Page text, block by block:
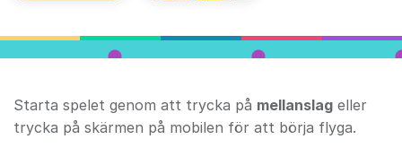
Starta spelet genom att trycka på mellanslag eller
trycka på skärmen på mobilen för att börja flyga.